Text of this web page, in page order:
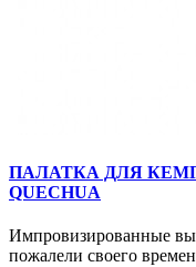
ПАЛАТКА ДЛЯ
QUECHUA
Импровизированные
пожалели своего